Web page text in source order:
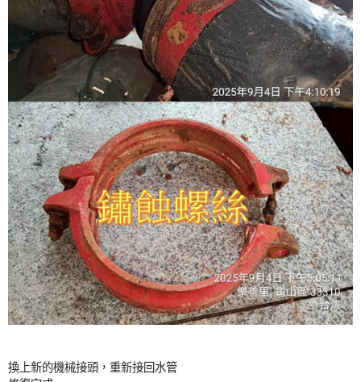
換上新的機械接頭，重新接回水管